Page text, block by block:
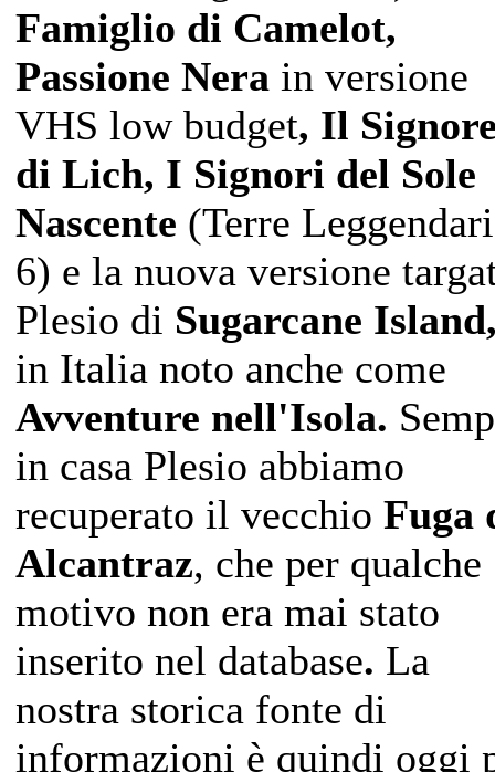
Famiglio di Camelot,
Passione Nera in versione
VHS low budget, Il
di Lich, I Signori del Sole
Nascente (Terre
6) e la nuova versione
Plesio di Sugarcane
in Italia noto anche come
Avventure nell'Isola.
in casa Plesio abbiamo
recuperato il vecchio Fuga
Alcantraz, che per qualche
motivo non era mai stato
inserito nel database. La
nostra storica fonte di
informazioni è quindi oggi